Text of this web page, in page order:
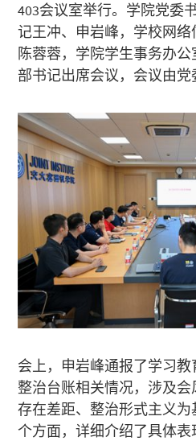
403会议室举行。学院党委
记王冲、申岩峰，学校网
陈蓉蓉，学院学生事务办
部书记出席会议，会议由党
会上，申岩峰通报了学习
整治台账相关情况，涉及
存在差距、整治形式主义
个方面，详细介绍了具体